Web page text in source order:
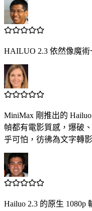
HAILUO 2.3 依然像魔術
MiniMax 剛推出的
幀都有電影質感，爆破
乎可怕，彷彿為文字轉
Hailuo 2.3 的原生 1080p